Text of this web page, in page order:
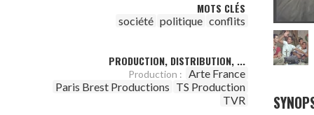
MOTS CLÉS
société politique conflits
PRODUCTION, DISTRIBUTION, ...
Production : Arte France
Paris Brest Productions TS Production
TVR